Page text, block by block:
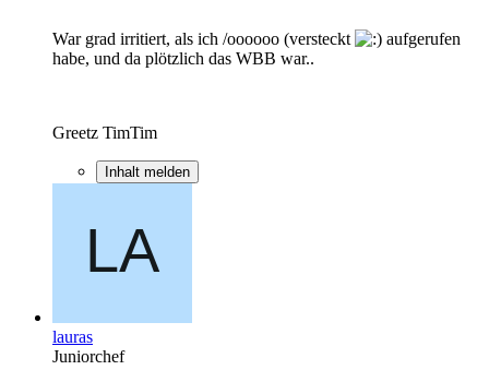
War grad irritiert, als ich /oooooo (versteckt
aufgerufen
habe, und da plötzlich das WBB war..
Greetz TimTim
Inhalt melden
lauras
Juniorchef